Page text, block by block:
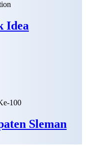
Idea
Sleman